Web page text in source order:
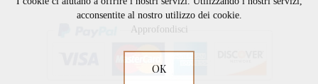
acconsentite al nostro utilizzo dei cookie.
Approfondisci
OK